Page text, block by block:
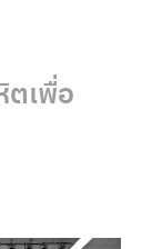
เพื่อ